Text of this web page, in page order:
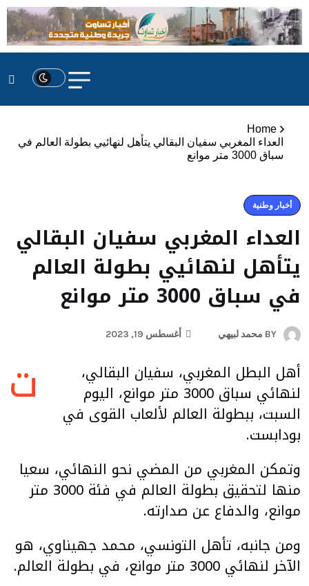
Home
العداء المغربي سفيان البقالي يتأهل لنهائيي بطولة العالم في
سباق 3000 متر موانع
أخبار وطنية
العداء المغربي سفيان البقالي
يتأهل لنهائيي بطولة العالم
في سباق 3000 متر موانع
BY محمد لبيهي أغسطس 19, 2023
ت أهل البطل المغربي، سفيان البقالي،
لنهائي سباق 3000 متر موانع، اليوم
السبت، ببطولة العالم لألعاب القوى في
بودابست.
وتمكن المغربي من المضي نحو النهائي، سعيا
منها لتحقيق بطولة العالم في فئة 3000 متر
موانع، والدفاع عن صدارته.
ومن جانبه، تأهل التونسي، محمد جهيناوي، هو
الآخر لنهائي 3000 متر موانع، في بطولة العالم.